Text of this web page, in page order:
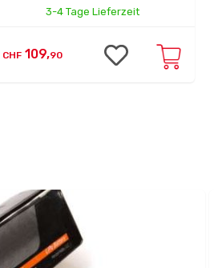
3-4 Tage Lieferzeit
CHF 109,90